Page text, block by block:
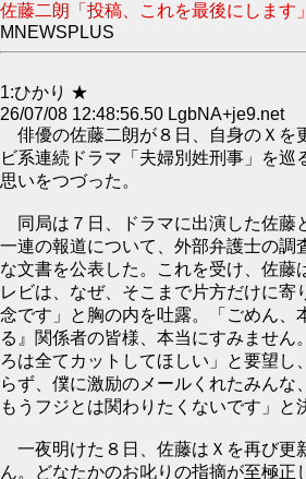
佐藤二朗「投稿、これを最後にします
MNEWSPLUS
1:ひかり ★
26/07/08 12:48:56.50 LgbNA+je9.net
俳優の佐藤二朗が８日、自身のＸを
ビ系連続ドラマ「夫婦別姓刑事」を巡
思いをつづった。
同局は７日、ドラマに出演した佐藤
一連の報道について、外部弁護士の調
な文書を公表した。これを受け、佐藤
レビは、なぜ、そこまで片方だけに寄
念です」と胸の内を吐露。「ごめん、
る』関係者の皆様、本当にすみません
ろは全てカットしてほしい」と要望し
らず、僕に激励のメールくれたみんな
もうフジとは関わりたくないです」と
一夜明けた８日、佐藤はＸを再び更
ん。どなたかのお叱りの指摘が至極正